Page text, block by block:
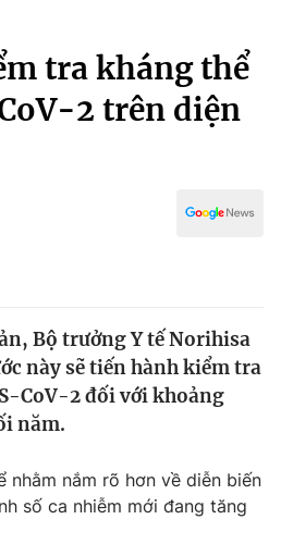
tra kháng thể
2 trên diện
Bộ trưởng Y tế Norihisa
này sẽ tiến hành kiểm tra
CoV-2 đối với khoảng
năm.
nhằm nắm rõ hơn về diễn biến
số ca nhiễm mới đang tăng